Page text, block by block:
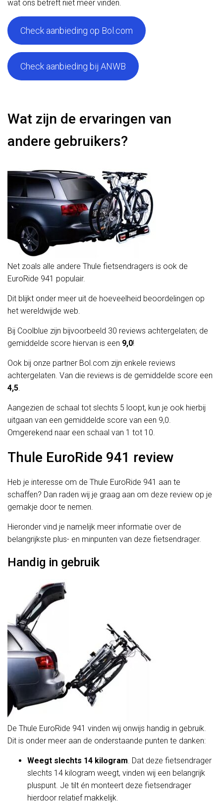
wat ons betreft niet meer vinden.
Check aanbieding op Bol.com
Check aanbieding bij ANWB
Wat zijn de ervaringen van
andere gebruikers?
Net zoals alle andere Thule fietsendragers is ook de
EuroRide 941 populair.
Dit blijkt onder meer uit de hoeveelheid beoordelingen op
het wereldwijde web.
Bij Coolblue zijn bijvoorbeeld 30 reviews achtergelaten; de
gemiddelde score hiervan is een 9,0!
Ook bij onze partner Bol.com zijn enkele reviews
achtergelaten. Van die reviews is de gemiddelde score een
4,5.
Aangezien de schaal tot slechts 5 loopt, kun je ook hierbij
uitgaan van een gemiddelde score van een 9,0.
Omgerekend naar een schaal van 1 tot 10.
Thule EuroRide 941 review
Heb je interesse om de Thule EuroRide 941 aan te
schaffen? Dan raden wij je graag aan om deze review op je
gemakje door te nemen.
Hieronder vind je namelijk meer informatie over de
belangrijkste plus- en minpunten van deze fietsendrager.
Handig in gebruik
De Thule EuroRide 941 vinden wij onwijs handig in gebruik.
Dit is onder meer aan de onderstaande punten te danken:
Weegt slechts 14 kilogram. Dat deze fietsendrager
slechts 14 kilogram weegt, vinden wij een belangrijk
pluspunt. Je tilt én monteert deze fietsendrager
hierdoor relatief makkelijk.